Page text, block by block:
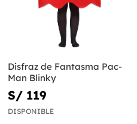
Disfraz de Fantasma Pac-
Man Blinky
S/ 119
DISPONIBLE